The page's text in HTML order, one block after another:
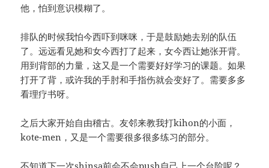
他，怕到意识模糊了。
排队的时候我怕今西吓到咪咪，于是鼓励她去别的队伍
了。远远看见她和女今西打了起来，女今西让她张开背。
用到背部的力量，这又是一个需要好好学习的课题。如果
打开了背，或许我的手肘和手指伤就会变好了。需要多多
看理疗书呀。
之后大家开始自由稽古。友邻来教我打kihon的小面，
kote-men，又是一个需要很多很多练习的部分。
不知道下一次shinsa前会不会push自己上一个台阶呢？